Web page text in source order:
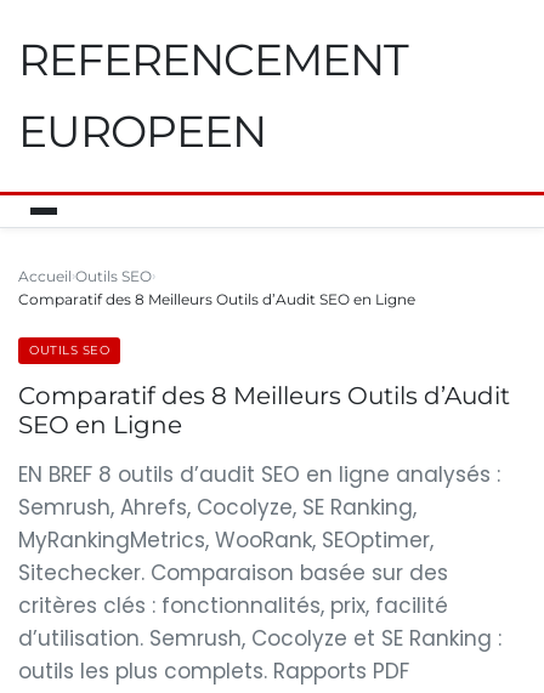
REFERENCEMENT
EUROPEEN
Accueil Outils SEO
Comparatif des 8 Meilleurs Outils d’Audit SEO en Ligne
OUTILS SEO
Comparatif des 8 Meilleurs Outils d’Audit
SEO en Ligne
EN BREF 8 outils d’audit SEO en ligne analysés :
Semrush, Ahrefs, Cocolyze, SE Ranking,
MyRankingMetrics, WooRank, SEOptimer,
Sitechecker. Comparaison basée sur des
critères clés : fonctionnalités, prix, facilité
d’utilisation. Semrush, Cocolyze et SE Ranking :
outils les plus complets. Rapports PDF